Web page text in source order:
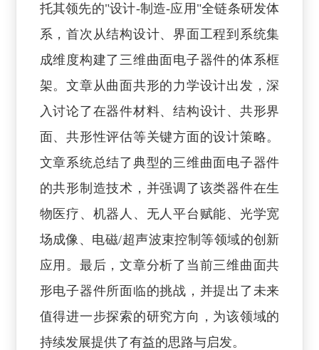
托其领先的"设计-制造-应用"全链条研发体
系，首次从结构设计、界面工程到系统集
成维度构建了三维曲面电子器件的体系框
架。文章从曲面共形的力学设计出发，深
入讨论了在器件材料、结构设计、共形界
面、共形性评估等关键方面的设计策略。
文章系统总结了典型的三维曲面电子器件
的共形制造技术，并强调了该类器件在生
物医疗、机器人、无人平台赋能、光学宽
场成像、电磁/超声波束控制等领域的创新
应用。最后，文章分析了当前三维曲面共
形电子器件所面临的挑战，并提出了未来
值得进一步探索的研究方向，为该领域的
持续发展提供了有益的思路与启发。